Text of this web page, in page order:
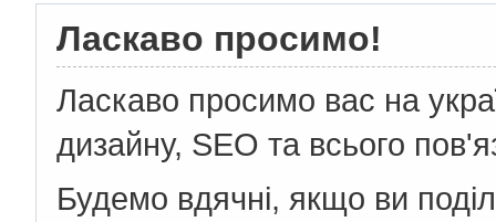
Ласкаво просимо!
Ласкаво просимо вас на
дизайну, SEO та всього
Будемо вдячні, якщо ви